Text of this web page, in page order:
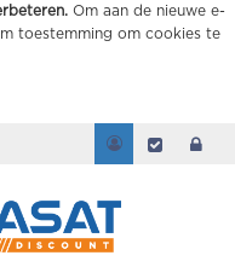
Om aan de nieuwe e-
toestemming om cookies te